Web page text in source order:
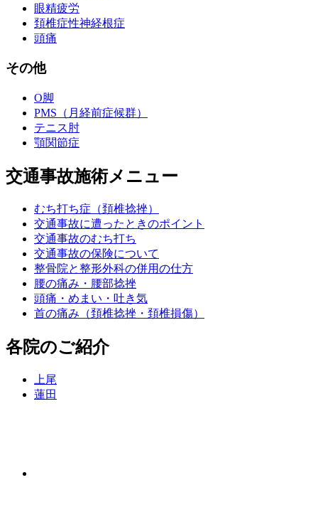
眼精疲労
頚椎症性神経根症
頭痛
その他
O脚
PMS（月経前症候群）
テニス肘
顎関節症
交通事故施術メニュー
むち打ち症（頚椎捻挫）
交通事故に遭ったときのポイント
交通事故のむち打ち
交通事故の保険について
整骨院と整形外科の併用の仕方
腰の痛み・腰部捻挫
頭痛・めまい・吐き気
首の痛み（頚椎捻挫・頚椎損傷）
各院のご紹介
上尾
蓮田